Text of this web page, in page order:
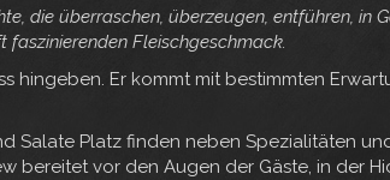
die überraschen, überzeugen, entführen, in
Fleischgeschmack.
hingeben. Er kommt mit bestimmten
Salate Platz finden neben Spezialitäten
bereitet vor den Augen der Gäste, in der